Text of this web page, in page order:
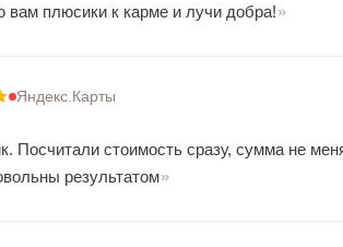
плюсики к карме и лучи добра!
Яндекс.Карты
Посчитали стоимость сразу, сумма не
результатом